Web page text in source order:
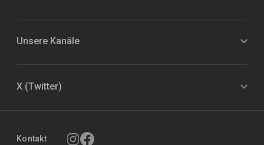
Unsere Kanäle
X (Twitter)
Kontakt